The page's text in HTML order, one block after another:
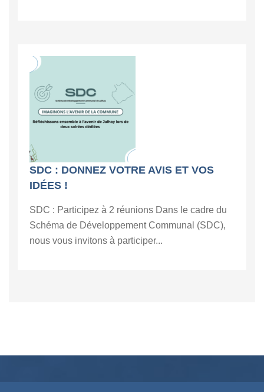
SDC : DONNEZ VOTRE AVIS ET VOS
IDÉES !
SDC : Participez à 2 réunions Dans le cadre du
Schéma de Développement Communal (SDC),
nous vous invitons à participer...